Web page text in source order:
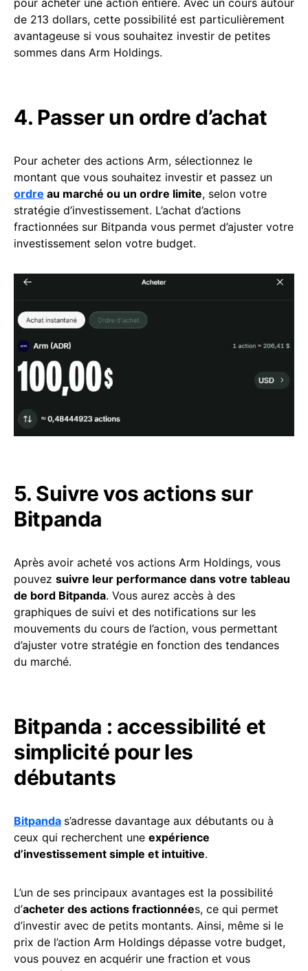
de 213 dollars, cette possibilité est particulièrement
avantageuse si vous souhaitez investir de petites
sommes dans Arm Holdings.
4. Passer un ordre d’achat
Pour acheter des actions Arm, sélectionnez le
montant que vous souhaitez investir et passez un
ordre au marché ou un ordre limite, selon votre
stratégie d’investissement. L’achat d’actions
fractionnées sur Bitpanda vous permet d’ajuster votre
investissement selon votre budget.
5. Suivre vos actions sur
Bitpanda
Après avoir acheté vos actions Arm Holdings, vous
pouvez suivre leur performance dans votre tableau
de bord Bitpanda. Vous aurez accès à des
graphiques de suivi et des notifications sur les
mouvements du cours de l’action, vous permettant
d’ajuster votre stratégie en fonction des tendances
du marché.
Bitpanda : accessibilité et
simplicité pour les
débutants
Bitpanda s’adresse davantage aux débutants ou à
ceux qui recherchent une expérience
d’investissement simple et intuitive.
L’un de ses principaux avantages est la possibilité
d’acheter des actions fractionnées, ce qui permet
d’investir avec de petits montants. Ainsi, même si le
prix de l’action Arm Holdings dépasse votre budget,
vous pouvez en acquérir une fraction et vous